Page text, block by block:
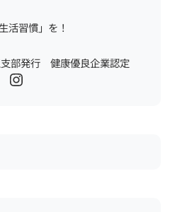
活習慣」を！
支部発行 健康優良企業認定
Instagram